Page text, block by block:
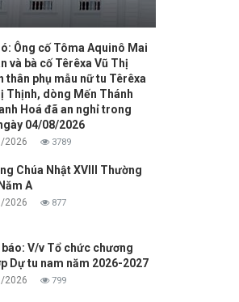
Ông cố Tôma Aquinô Mai
và bà cố Têrêxa Vũ Thị
thân phụ mẫu nữ tu Têrêxa
Thịnh, dòng Mến Thánh
Hoá đã an nghỉ trong
04/08/2026
2026 3789
Chúa Nhật XVIII Thường
A
2026 877
V/v Tổ chức chương
Dự tu nam năm 2026-2027
2026 799